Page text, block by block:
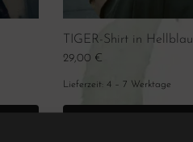
TIGER-Shirt in Hellblau
29,00 €
Lieferzeit: 4 – 7 Werktage